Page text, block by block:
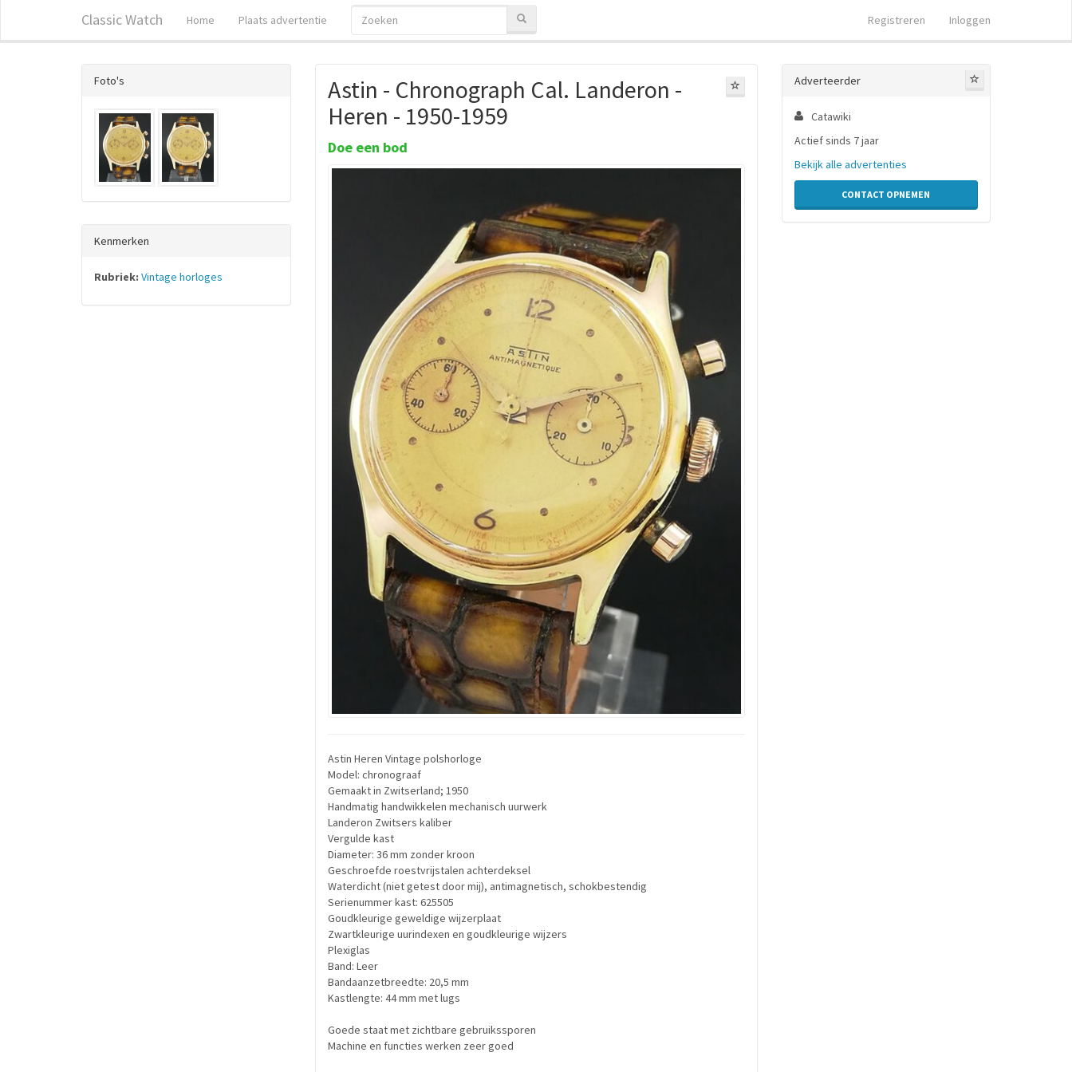
Classic Watch Home Plaats advertentie Registreren Inloggen
Astin - Chronograph Cal. Landeron -
Heren - 1950-1959
Doe een bod
Astin Heren Vintage polshorloge
Model: chronograaf
Gemaakt in Zwitserland; 1950
Handmatig handwikkelen mechanisch uurwerk
Landeron Zwitsers kaliber
Vergulde kast
Diameter: 36 mm zonder kroon
Geschroefde roestvrijstalen achterdeksel
Waterdicht (niet getest door mij), antimagnetisch, schokbestendig
Serienummer kast: 625505
Goudkleurige geweldige wijzerplaat
Zwartkleurige uurindexen en goudkleurige wijzers
Plexiglas
Band: Leer
Bandaanzetbreedte: 20,5 mm
Kastlengte: 44 mm met lugs
Goede staat met zichtbare gebruikssporen
Machine en functies werken zeer goed
Foto's
Kenmerken
Rubriek: Vintage horloges
Adverteerder
Catawiki
Actief sinds 7 jaar
Bekijk alle advertenties
CONTACT OPNEMEN